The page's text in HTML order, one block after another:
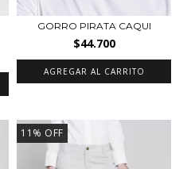
GORRO PIRATA CAQUI
$44.700
AGREGAR AL CARRITO
11 % OFF